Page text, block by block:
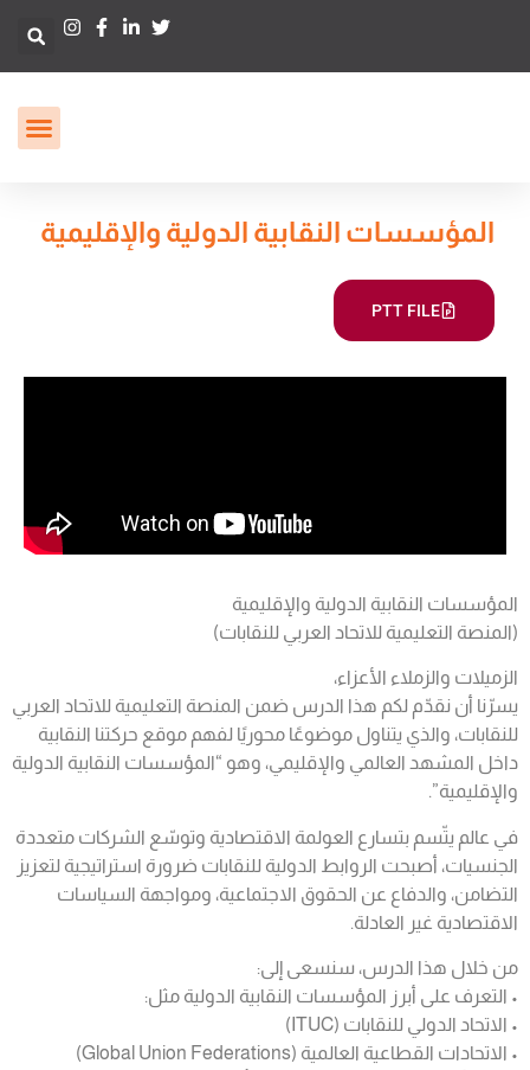
المؤسسات النقابية الدولية والإقليمية
PTT FILE
المؤسسات النقابية الدولية والإقليمية
(المنصة التعليمية للاتحاد العربي للنقابات)
الزميلات والزملاء الأعزاء،
يسرّنا أن نقدّم لكم هذا الدرس ضمن المنصة التعليمية للاتحاد العربي
للنقابات، والذي يتناول موضوعًا محوريًا لفهم موقع حركتنا النقابية
داخل المشهد العالمي والإقليمي، وهو “المؤسسات النقابية الدولية
والإقليمية”.
في عالم يتّسم بتسارع العولمة الاقتصادية وتوسّع الشركات متعددة
الجنسيات، أصبحت الروابط الدولية للنقابات ضرورة استراتيجية لتعزيز
التضامن، والدفاع عن الحقوق الاجتماعية، ومواجهة السياسات
الاقتصادية غير العادلة.
من خلال هذا الدرس، سنسعى إلى:
• التعرف على أبرز المؤسسات النقابية الدولية مثل:
• الاتحاد الدولي للنقابات (ITUC)
• الاتحادات القطاعية العالمية (Global Union Federations)